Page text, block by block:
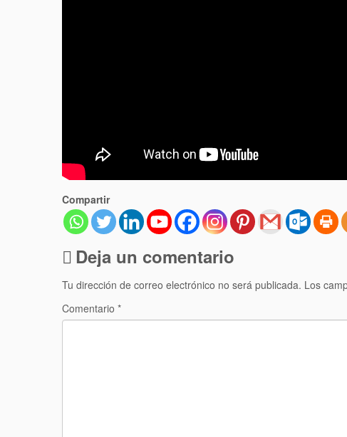
Compartir
Deja un comentario
Tu dirección de correo electrónico no será publicada. Los
Comentario *